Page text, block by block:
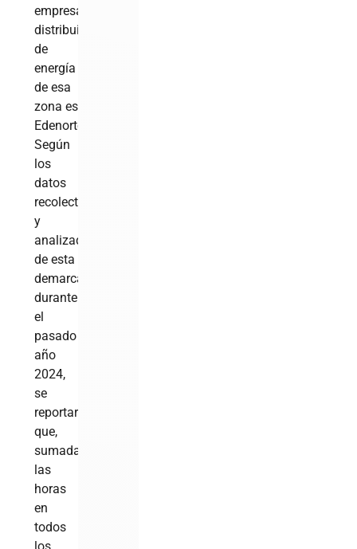
empresa
distribuidora
de
energía
de esa
zona es
Edenorte.
Según
los
datos
recolectados
y
analizados
de esta
demarcación,
durante
el
pasado
año
2024,
se
reportaron
que,
sumadas
las
horas
en
todos
los